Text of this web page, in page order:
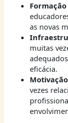
as novas
muitas
eficácia.
vezes